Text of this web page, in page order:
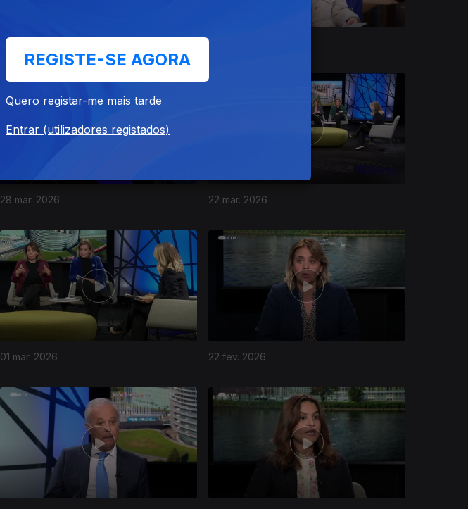
25 abr. 2026 18 abr. 2026
28 mar. 2026 22 mar. 2026
01 mar. 2026 22 fev. 2026
REGISTE-SE AGORA
Quero registar-me mais tarde
Entrar (utilizadores registados)